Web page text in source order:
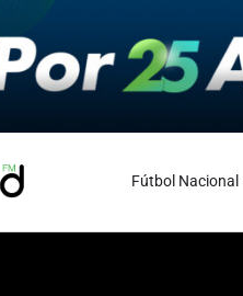
Fútbol Nacional